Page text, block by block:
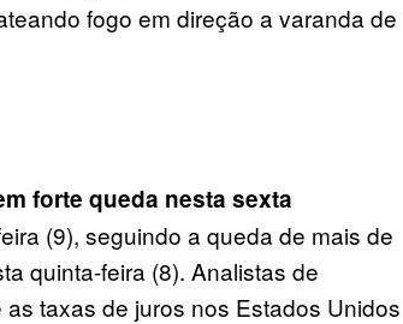
fogo em direção a varanda de
forte queda nesta sexta
(9), seguindo a queda de mais de
quinta-feira (8). Analistas de
taxas de juros nos Estados Unidos